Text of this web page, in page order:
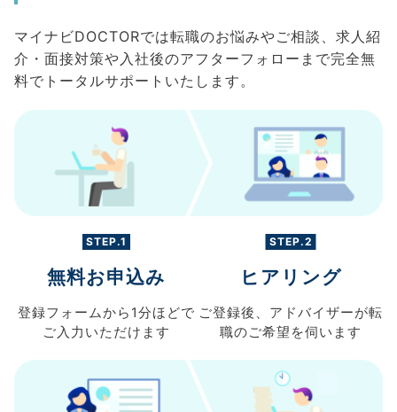
マイナビDOCTORでは転職のお悩みやご相談、求人紹
介・面接対策や入社後のアフターフォローまで完全無
料でトータルサポートいたします。
STEP.1
無料お申込み
登録フォームから 1分ほどで
ご入力 いただけます
STEP.2
ヒアリング
ご登録後、 アドバイザーが転
職のご希望を伺います